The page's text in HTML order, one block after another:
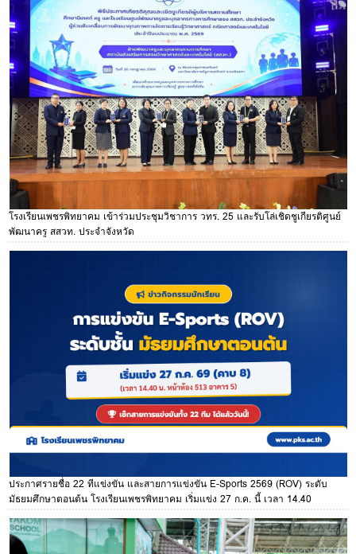
โรงเรียนเพชรพิทยาคม เข้าร่วมประชุมวิชาการ วทร. 25 และรับโล่เชิดชูเกียรติศูนย์
พัฒนาครู สสวท. ประจำจังหวัด
ประกาศรายชื่อ 22 ทีแข่งขัน และสายการแข่งขัน E-Sports 2569 (ROV) ระดับ
มัธยมศึกษาตอนต้น โรงเรียนเพชรพิทยาคม เริ่มแข่ง 27 ก.ค. นี้ เวลา 14.40
น.เป็นต้นไป